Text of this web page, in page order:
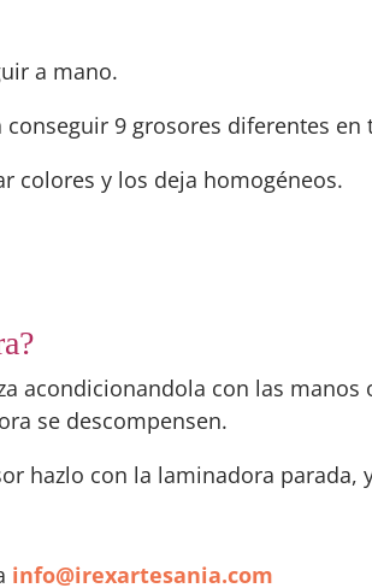
a mano.
9 grosores diferentes
colores y los deja homogéneos.
acondicionandola con las manos
se descompensen.
hazlo con la laminadora parada,
info@irexartesania.com